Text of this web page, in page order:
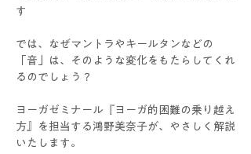
す
では、なぜマントラやキールタンなどの
「音」は、そのような変化をもたらしてくれ
るのでしょう？
ヨーガゼミナール『ヨーガ的困難の乗り越え
方』を担当する鴻野美奈子が、やさしく解説
いたします。